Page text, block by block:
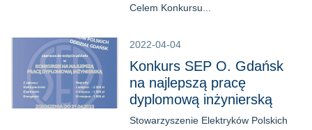
Celem Konkursu...
2022-04-04
Konkurs SEP O. Gdańsk
na najlepszą pracę
dyplomową inżynierską
Stowarzyszenie Elektryków Polskich